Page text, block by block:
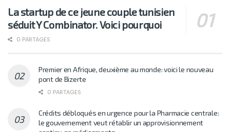
La startup de ce jeune couple tunisien
séduit Y Combinator. Voici pourquoi
0 PARTAGES
Premier en Afrique, deuxième au monde: voici le nouveau
pont de Bizerte
0 PARTAGES
Crédits débloqués en urgence pour la Pharmacie centrale:
le gouvernement veut rétablir un approvisionnement